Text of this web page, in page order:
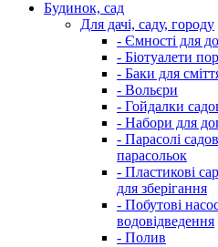
Будинок, сад
Для дачі, саду, городу
- Ємності для
- Біотуалети
- Баки для
- Вольєри
- Гойдалки
- Набори для
- Парасолі
парасольок
- Пластикові
для зберігання
- Побутові
водовідведення
- Полив